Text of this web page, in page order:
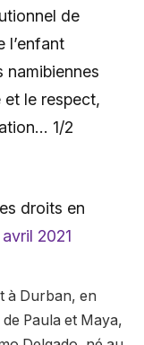
de
l’enfant
namibiennes
le respect,
1/2
droits en
avril 2021
à Durban, en
Paula et Maya,